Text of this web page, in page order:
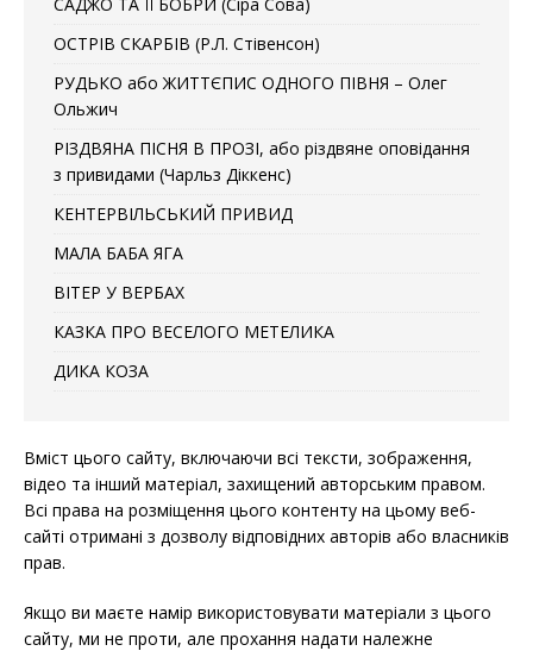
ОСТРІВ СКАРБІВ (Р.Л. Стівенсон)
РУДЬКО або ЖИТТЄПИС ОДНОГО ПІВНЯ – Олег
Ольжич
РІЗДВЯНА ПІСНЯ В ПРОЗІ, або різдвяне оповідання
з привидами (Чарльз Діккенс)
КЕНТЕРВІЛЬСЬКИЙ ПРИВИД
МАЛА БАБА ЯГА
ВІТЕР У ВЕРБАХ
КАЗКА ПРО ВЕСЕЛОГО МЕТЕЛИКА
ДИКА КОЗА
Вміст цього сайту, включаючи всі тексти, зображення,
відео та інший матеріал, захищений авторським правом.
Всі права на розміщення цього контенту на цьому веб-
сайті отримані з дозволу відповідних авторів або власників
прав.
Якщо ви маєте намір використовувати матеріали з цього
сайту, ми не проти, але прохання надати належне